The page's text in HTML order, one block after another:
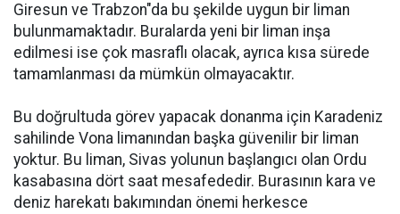
Giresun ve Trabzon"da bu şekilde uygun bir liman
bulunmamaktadır. Buralarda yeni bir liman inşa
edilmesi ise çok masraflı olacak, ayrıca kısa sürede
tamamlanması da mümkün olmayacaktır.
Bu doğrultuda görev yapacak donanma için Karadeniz
sahilinde Vona limanından başka güvenilir bir liman
yoktur. Bu liman, Sivas yolunun başlangıcı olan Ordu
kasabasına dört saat mesafededir. Burasının kara ve
deniz harekatı bakımından önemi herkesce